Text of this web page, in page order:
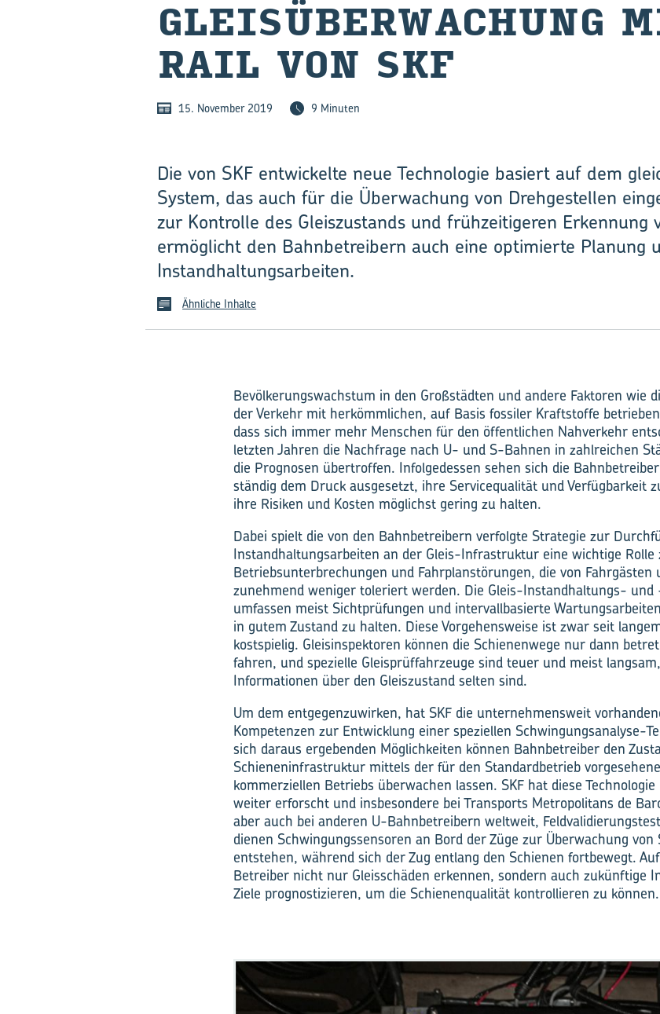
GLEIS­ÜBER­WA­CHUNG
RAIL VON SKF
15. November 2019 9 Minuten
Die von SKF entwickelte neue Technologie basiert auf dem
System, das auch für die Überwachung von Drehgestellen
zur Kontrolle des Gleiszustands und frühzeitigeren Erkennung
ermöglicht den Bahnbetreibern auch eine optimierte Planung
Instandhaltungsarbeiten.
Ähnliche Inhalte
Bevölkerungswachstum in den Großstädten und andere Faktoren wie
der Verkehr mit herkömmlichen, auf Basis fossiler Kraftstoffe
dass sich immer mehr Menschen für den öffentlichen Nahverkehr
letzten Jahren die Nachfrage nach U- und S-Bahnen in zahlreichen
die Prognosen übertroffen. Infolgedessen sehen sich die
ständig dem Druck ausgesetzt, ihre Servicequalität und Verfügbarkeit
ihre Risiken und Kosten möglichst gering zu halten.
Dabei spielt die von den Bahnbetreibern verfolgte Strategie zur
Instandhaltungsarbeiten an der Gleis-Infrastruktur eine wichtige Rolle
Betriebsunterbrechungen und Fahrplanstörungen, die von Fahrgästen
zunehmend weniger toleriert werden. Die Gleis-Instandhaltungs-
umfassen meist Sichtprüfungen und intervallbasierte
in gutem Zustand zu halten. Diese Vorgehensweise ist zwar seit
kostspielig. Gleisinspektoren können die Schienenwege nur dann
fahren, und spezielle Gleisprüffahrzeuge sind teuer und meist
Informationen über den Gleiszustand selten sind.
Um dem entgegenzuwirken, hat SKF die unternehmensweit
Kompetenzen zur Entwicklung einer speziellen Schwingungsanalyse-
sich daraus ergebenden Möglichkeiten können Bahnbetreiber den
Schieneninfrastruktur mittels der für den Standardbetrieb
kommerziellen Betriebs überwachen lassen. SKF hat diese
weiter erforscht und insbesondere bei Transports Metropolitans de
aber auch bei anderen U-Bahnbetreibern weltweit,
dienen Schwingungssensoren an Bord der Züge zur Überwachung von
entstehen, während sich der Zug entlang den Schienen fortbewegt.
Betreiber nicht nur Gleisschäden erkennen, sondern auch zukünftige
Ziele prognostizieren, um die Schienenqualität kontrollieren zu können.